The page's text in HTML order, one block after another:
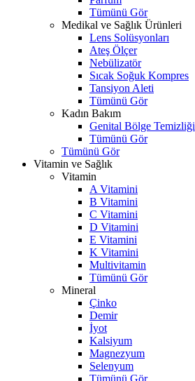
Tümünü Gör
Medikal ve Sağlık Ürünleri
Lens Solüsyonları
Ateş Ölçer
Nebülizatör
Sıcak Soğuk Kompres
Tansiyon Aleti
Tümünü Gör
Kadın Bakım
Genital Bölge Temizliği
Tümünü Gör
Tümünü Gör
Vitamin ve Sağlık
Vitamin
A Vitamini
B Vitamini
C Vitamini
D Vitamini
E Vitamini
K Vitamini
Multivitamin
Tümünü Gör
Mineral
Çinko
Demir
İyot
Kalsiyum
Magnezyum
Selenyum
Tümünü Gör